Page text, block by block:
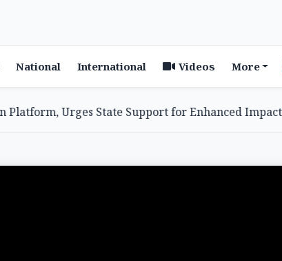
National International Videos More
Urges State Support for Enhanced Impact